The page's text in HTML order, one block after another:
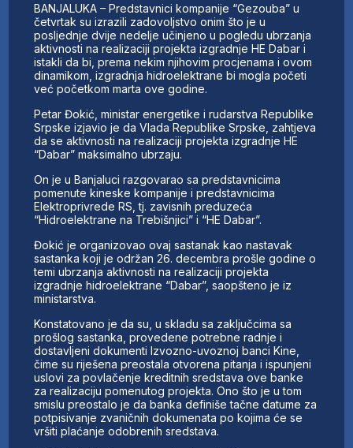
BANJALUKA – Predstavnici kompanije “Gezouba” u
četvrtak su izrazili zadovoljstvo onim što je u
posljednje dvije nedelje učinjeno u pogledu ubrzanja
aktivnosti na realizaciji projekta izgradnje HE Dabar i
istakli da bi, prema nekim njihovim procjenama i ovom
dinamikom, izgradnja hidroelektrane bi mogla početi
već početkom marta ove godine.
Petar Đokić, ministar energetike i rudarstva Republike
Srpske izjavio je da Vlada Republike Srpske, zahtjeva
da se aktivnosti na realizaciji projekta izgradnje HE
“Dabar” maksimalno ubrzaju.
On je u Banjaluci razgovarao sa predstavnicima
pomenute kineske kompanije i predstavnicima
Elektroprivrede RS, tj. zavisnih preduzeća
“Hidroelektrane na Trebišnjici” i “HE Dabar”.
Đokić je organizovao ovaj sastanak kao nastavak
sastanka koji je održan 26. decembra prošle godine o
temi ubrzanja aktivnosti na realizaciji projekta
izgradnje hidroelektrane “Dabar”, saopšteno je iz
ministarstva.
Konstatovano je da su, u skladu sa zaključcima sa
prošlog sastanka, provedene potrebne radnje i
dostavljeni dokumenti Izvozno-uvoznoj banci Kine,
čime su riješena preostala otvorena pitanja i ispunjeni
uslovi za povlačenje kreditnih sredstava ove banke
za realizaciju pomenutog projekta. Ono što je u tom
smislu preostalo je da banka definiše tačne datume za
potpisivanje zvaničnih dokumenata po kojima će se
vršiti plaćanje odobrenih sredstava.